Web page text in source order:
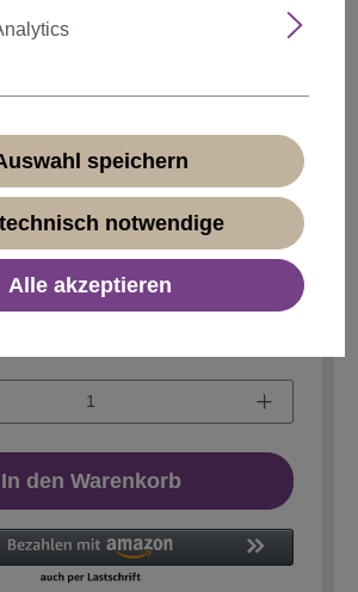
5% 2,37 €*
20% 1,99 €*
zzgl.Versandkosten
Lieferzeit 1-3 Tage
In den Warenkorb
speichern
notwendige
Alle akzeptieren